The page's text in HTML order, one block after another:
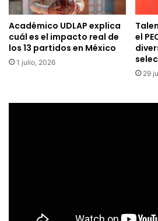
Académico UDLAP explica
cuál es el impacto real de
los 13 partidos en México
1 julio, 2026
el
29